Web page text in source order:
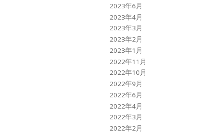
2023年6月
2023年4月
2023年3月
2023年2月
2023年1月
2022年11月
2022年10月
2022年9月
2022年6月
2022年4月
2022年3月
2022年2月